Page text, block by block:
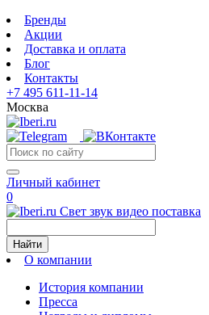
Бренды
Акции
Доставка и оплата
Блог
Контакты
+7 495 611-11-14
Москва
Личный кабинет
0
Свет звук видео поставка
Найти
О компании
История компании
Пресса